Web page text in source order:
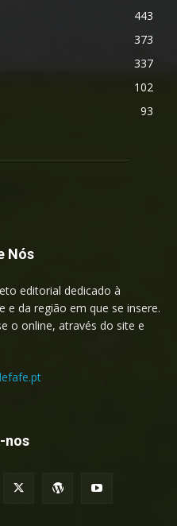
443
373
337
102
93
Nós
editorial dedicado à
e da região em que se insere.
o online, através do site e
nos